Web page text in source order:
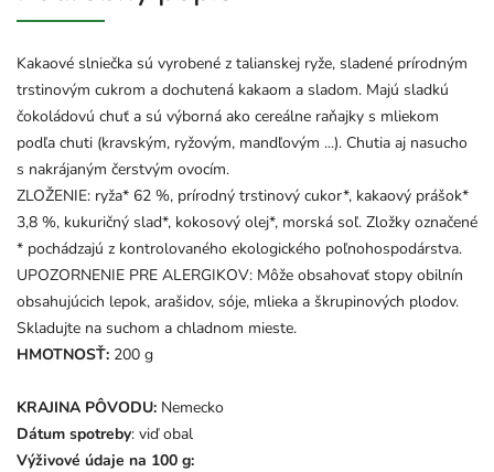
Kakaové slniečka sú vyrobené z talianskej ryže, sladené prírodným
trstinovým cukrom a dochutená kakaom a sladom. Majú sladkú
čokoládovú chuť a sú výborná ako cereálne raňajky s mliekom
podľa chuti (kravským, ryžovým, mandľovým ...). Chutia aj nasucho
s nakrájaným čerstvým ovocím.
ZLOŽENIE: ryža* 62 %, prírodný trstinový cukor*, kakaový prášok*
3,8 %, kukuričný slad*, kokosový olej*, morská soľ. Zložky označené
* pochádzajú z kontrolovaného ekologického poľnohospodárstva.
UPOZORNENIE PRE ALERGIKOV: Môže obsahovať stopy obilnín
obsahujúcich lepok, arašidov, sóje, mlieka a škrupinových plodov.
Skladujte na suchom a chladnom mieste.
HMOTNOSŤ: 200 g
KRAJINA PÔVODU: Nemecko
Dátum spotreby: viď obal
Výživové údaje na 100 g: